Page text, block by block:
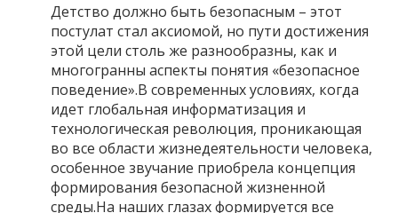
Детство должно быть безопасным – этот
постулат стал аксиомой, но пути достижения
этой цели столь же разнообразны, как и
многогранны аспекты понятия «безопасное
поведение».В современных условиях, когда
идет глобальная информатизация и
технологическая революция, проникающая
во все области жизнедеятельности человека,
особенное звучание приобрела концепция
формирования безопасной жизненной
среды.На наших глазах формируется все